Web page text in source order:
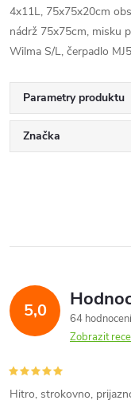
4x11L, 75x75x20cm
nádrž 75x75cm, misku
Wilma S/L, čerpadlo
Parametry produktu
Značka
5,0
64
Zobrazit
Hitro, strokovno,